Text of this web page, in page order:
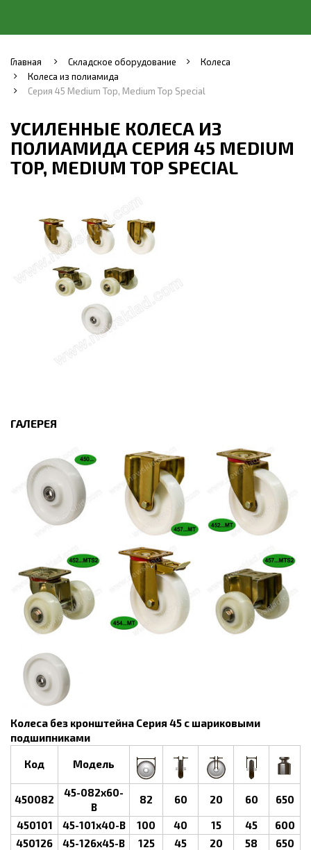
Главная Складское оборудование
Колеса
Колеса из полиамида
Серия 45 Medium Top, Medium Top Special
УСИЛЕННЫЕ КОЛЕСА ИЗ
ПОЛИАМИДА СЕРИЯ 45 MEDIUM
TOP, MEDIUM TOP SPECIAL
ГАЛЕРЕЯ
Колеса без кронштейна Серия 45 с шариковыми
подшипниками
Код Модель
450082
45-082х60-
В
82 60 20 60 650
450101 45-101х40-B 100 40 15 45
600
450126
45-126х45-B 125 45 20 58
650